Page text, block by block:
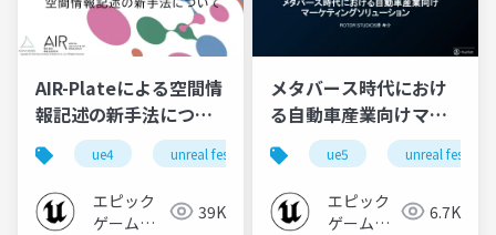
AIR-Plateによる空間情
報記述の新手法につい
て【UNREAL FEST
WEST ’22】
ue4 unreal fest unreal fest west ’22
エピック
ゲームズ
39K
メタバース時代におけ
る自動車産業向けマー
ケティングソリューシ
ョン【UNREAL FEST
WEST ’22】
ue5 unreal fest
エピック
ゲームズ
6.7K